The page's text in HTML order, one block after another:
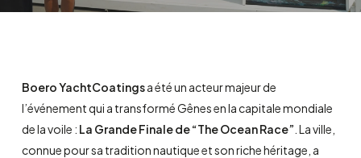
Boero YachtCoatingsa été un acteur majeur de
l’événement qui a transformé Gênes en la capitale mondiale
de la voile : La Grande Finale de “The Ocean Race” . La ville,
connue pour sa tradition nautique et son riche héritage, a